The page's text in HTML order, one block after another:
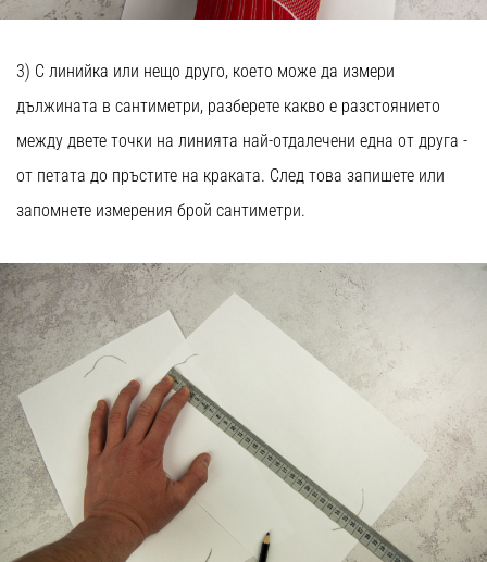
3) С линийка или нещо друго, което може да измери
дължината в сантиметри, разберете какво е разстоянието
между двете точки на линията най-отдалечени една от друга -
от петата до пръстите на краката. След това запишете или
запомнете измерения брой сантиметри.